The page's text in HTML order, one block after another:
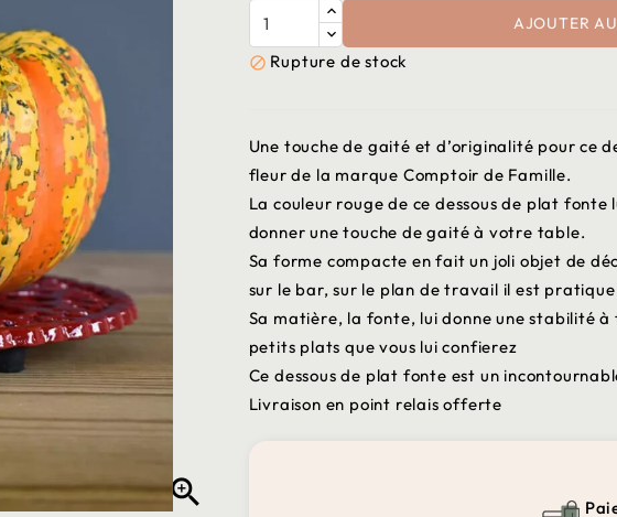

AJOUTER
 Rupture de stock
Une touche de gaité et d’originalité pour ce
fleur de la marque Comptoir de Famille.
La couleur rouge de ce dessous de plat
donner une touche de gaité à votre table.
Sa forme compacte en fait un joli objet de
sur le bar, sur le plan de travail il est
Sa matière, la fonte, lui donne une stabilité à
petits plats que vous lui confierez
Ce dessous de plat fonte est un
Livraison en point relais offerte